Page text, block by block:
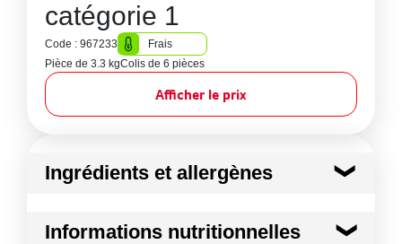
catégorie 1
Code : 967233
Frais
Pièce de 3.3 kgColis de 6 pièces
Afficher le prix
Ingrédients et allergènes
Pastèque
Informations nutritionnelles